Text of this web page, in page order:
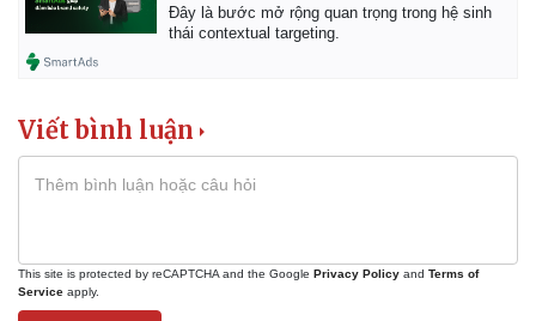
Đây là bước mở rộng quan trọng trong hệ sinh
thái contextual targeting.
Viết bình luận
This site is protected by reCAPTCHA and the Google Privacy Policy and Terms of
Service apply.